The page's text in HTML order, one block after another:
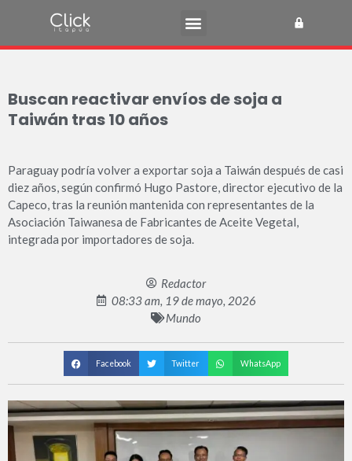
Buscan reactivar envíos de soja a
Taiwán tras 10 años
Paraguay podría volver a exportar soja a Taiwán después de casi
diez años, según confirmó Hugo Pastore, director ejecutivo de la
Capeco, tras la reunión mantenida con representantes de la
Asociación Taiwanesa de Fabricantes de Aceite Vegetal,
integrada por importadores de soja.
Redactor
08:33 am, 19 de mayo, 2026
Mundo
Facebook Twitter WhatsApp